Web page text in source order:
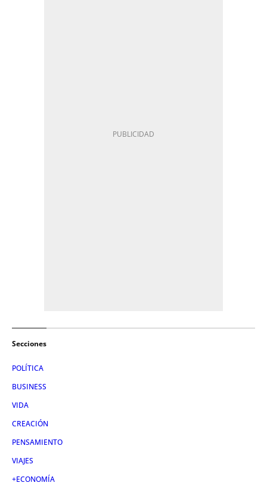
Secciones
POLÍTICA
BUSINESS
VIDA
CREACIÓN
PENSAMIENTO
VIAJES
+ECONOMÍA